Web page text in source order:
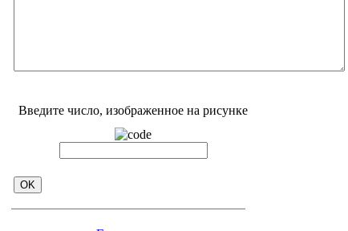
Введите число, изображенное на рисунке